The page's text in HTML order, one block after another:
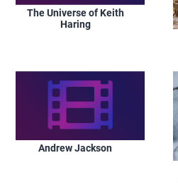
The Universe of Keith
Haring
Andrew Jackson